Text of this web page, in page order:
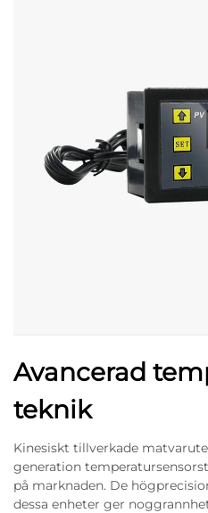
Avancerad
teknik
Kinesiskt tillverkade
generation
på marknaden. De
dessa enheter ger